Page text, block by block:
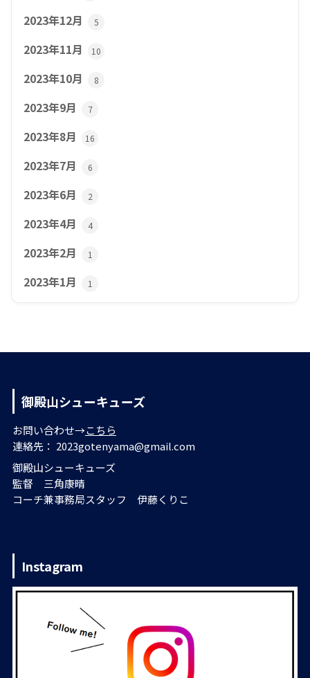
2023年12月 5
2023年11月 10
2023年10月 8
2023年9月 7
2023年8月 16
2023年7月 6
2023年6月 2
2023年4月 4
2023年2月 1
2023年1月 1
御殿山シューキューズ
お問い合わせ→こちら
連絡先： 2023gotenyama@gmail.com
御殿山シューキューズ
監督 三角康晴
コーチ兼事務局スタッフ 伊藤くりこ
Instagram